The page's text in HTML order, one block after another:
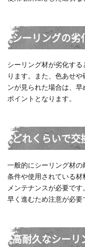
シーリングの劣
シーリング材が劣化す
ります。また、色あせ
ンが見られた場合は、
ポイントとなります。
どれくらいで交
一般的にシーリング材
条件や使用されている材
メンテナンスが必要で
早く進むため注意が必要
高耐久なシーリ